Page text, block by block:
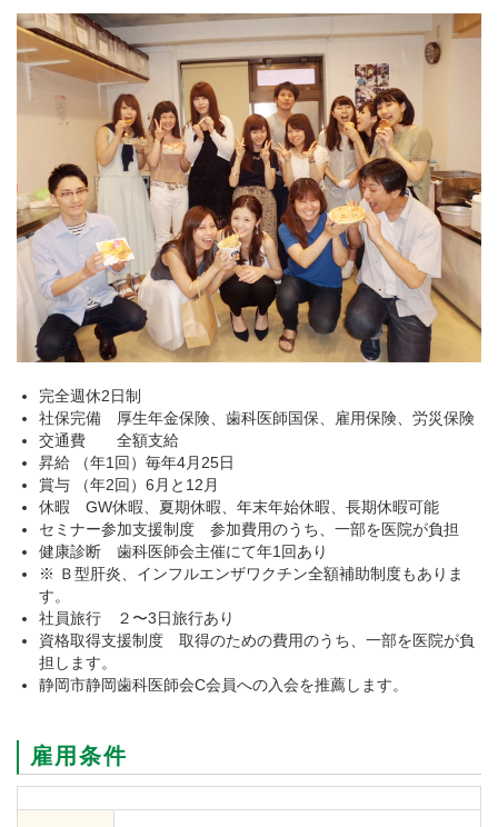
完全週休2日制
社保完備 厚生年金保険、歯科医師国保、雇用保険、労災保険
交通費 全額支給
昇給 （年1回）毎年4月25日
賞与 （年2回）6月と12月
休暇 GW休暇、夏期休暇、年末年始休暇、長期休暇可能
セミナー参加支援制度 参加費用のうち、一部を医院が負担
健康診断 歯科医師会主催にて年1回あり
※ Ｂ型肝炎、インフルエンザワクチン全額補助制度もありま
す。
社員旅行 ２〜3日旅行あり
資格取得支援制度 取得のための費用のうち、一部を医院が負
担します。
静岡市静岡歯科医師会C会員への入会を推薦します。
雇用条件